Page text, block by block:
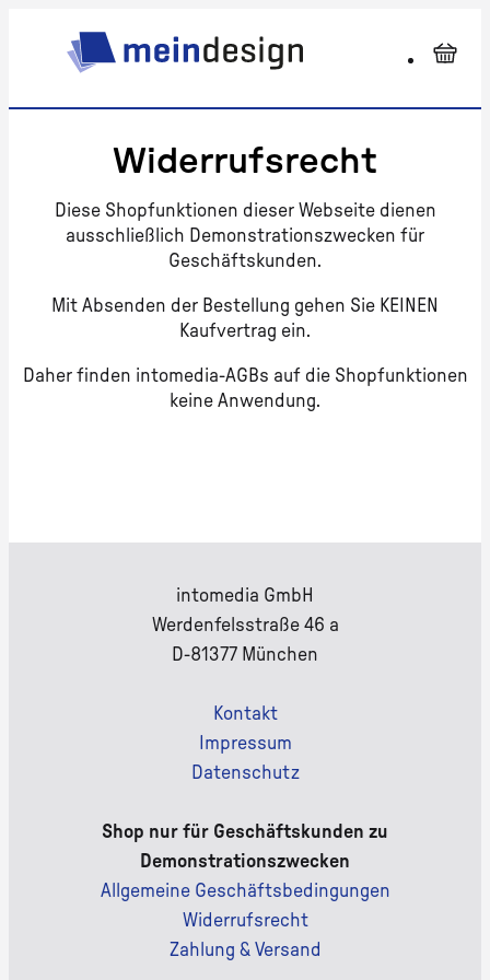
Widerrufsrecht
Diese Shopfunktionen dieser Webseite dienen
ausschließlich Demonstrationszwecken für
Geschäftskunden.
Mit Absenden der Bestellung gehen Sie KEINEN
Kaufvertrag ein.
Daher finden intomedia-AGBs auf die Shopfunktionen
keine Anwendung.
intomedia GmbH
Werdenfelsstraße 46 a
D-81377 München
Kontakt
Impressum
Datenschutz
Shop nur für Geschäftskunden zu
Demonstrationszwecken
Allgemeine Geschäftsbedingungen
Widerrufsrecht
Zahlung & Versand